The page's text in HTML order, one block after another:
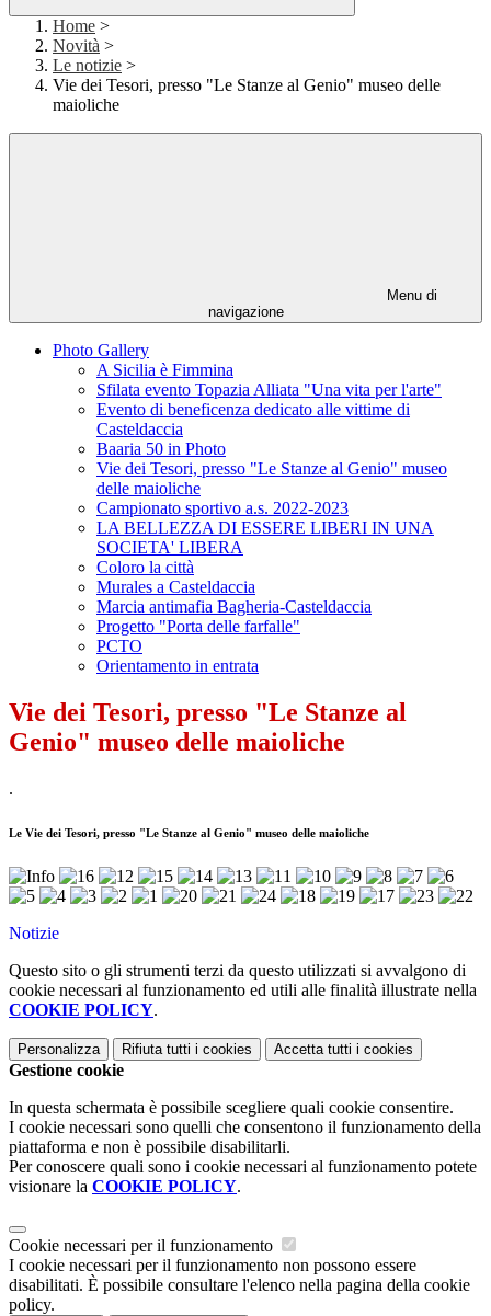
Home >
Novità >
Le notizie >
Vie dei Tesori, presso "Le Stanze al Genio" museo delle
maioliche
Menu di
navigazione
Photo Gallery
A Sicilia è Fimmina
Sfilata evento Topazia Alliata "Una vita per l'arte"
Evento di beneficenza dedicato alle vittime di
Casteldaccia
Baaria 50 in Photo
Vie dei Tesori, presso "Le Stanze al Genio" museo
delle maioliche
Campionato sportivo a.s. 2022-2023
LA BELLEZZA DI ESSERE LIBERI IN UNA
SOCIETA' LIBERA
Coloro la città
Murales a Casteldaccia
Marcia antimafia Bagheria-Casteldaccia
Progetto "Porta delle farfalle"
PCTO
Orientamento in entrata
Vie dei Tesori, presso "Le Stanze al
Genio" museo delle maioliche
.
Le Vie dei Tesori, presso "Le Stanze al Genio" museo delle maioliche
Notizie
Questo sito o gli strumenti terzi da questo utilizzati si avvalgono di
cookie necessari al funzionamento ed utili alle finalità illustrate nella
COOKIE POLICY.
Personalizza Rifiuta tutti i cookies Accetta tutti i cookies
Gestione cookie
In questa schermata è possibile scegliere quali cookie consentire.
I cookie necessari sono quelli che consentono il funzionamento della
piattaforma e non è possibile disabilitarli.
Per conoscere quali sono i cookie necessari al funzionamento potete
visionare la COOKIE POLICY.
Cookie necessari per il funzionamento
I cookie necessari per il funzionamento non possono essere
disabilitati. È possibile consultare l'elenco nella pagina della cookie
policy.